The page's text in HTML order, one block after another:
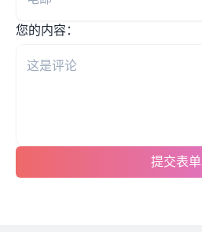
您的内容：
提交表单